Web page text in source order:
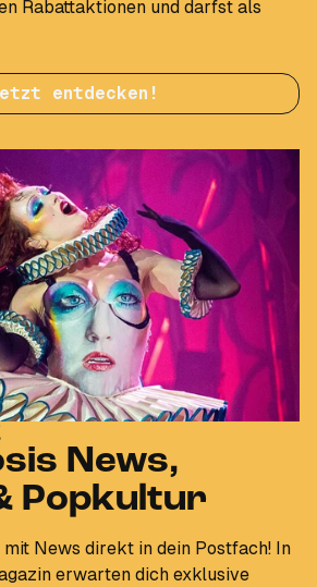
Rabattaktionen und darfst als
entdecken!
News,
Popkultur
News direkt in dein Postfach! In
erwarten dich exklusive